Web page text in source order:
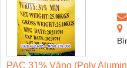
PAC 31% Vàng (Poly